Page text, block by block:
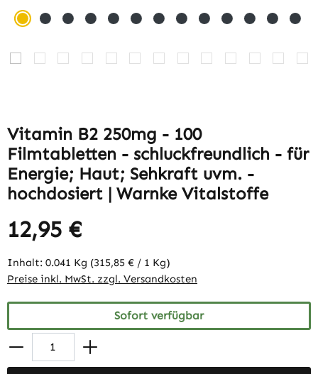
Vitamin B2 250mg - 100
Filmtabletten - schluckfreundlich - für
Energie; Haut; Sehkraft uvm. -
hochdosiert | Warnke Vitalstoffe
12,95 €
Inhalt: 0.041 Kg (315,85 € / 1 Kg)
Preise inkl. MwSt. zzgl. Versandkosten
Sofort verfügbar